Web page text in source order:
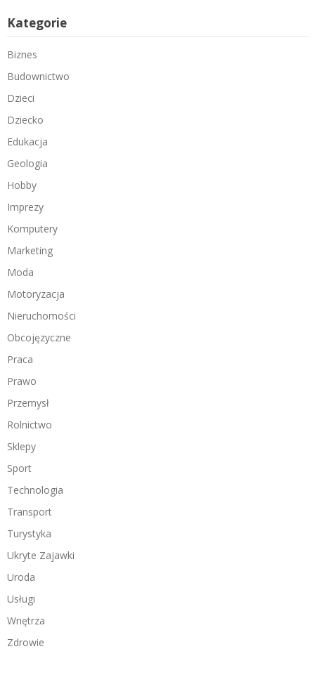
Kategorie
Biznes
Budownictwo
Dzieci
Dziecko
Edukacja
Geologia
Hobby
Imprezy
Komputery
Marketing
Moda
Motoryzacja
Nieruchomości
Obcojęzyczne
Praca
Prawo
Przemysł
Rolnictwo
Sklepy
Sport
Technologia
Transport
Turystyka
Ukryte Zajawki
Uroda
Usługi
Wnętrza
Zdrowie